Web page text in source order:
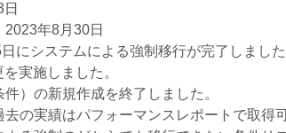
2023年8月30日
にシステムによる強制移行が完了しました
実施しました。
）の新規作成を終了しました。
去の実績はパフォーマンスレポートで取得